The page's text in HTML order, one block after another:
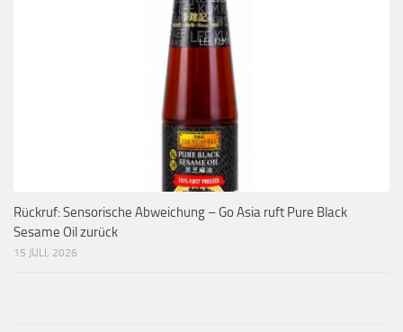
Rückruf: Sensorische Abweichung – Go Asia ruft Pure Black
Sesame Oil zurück
15 JULI, 2026